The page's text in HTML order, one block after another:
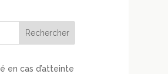
en cas d’atteinte